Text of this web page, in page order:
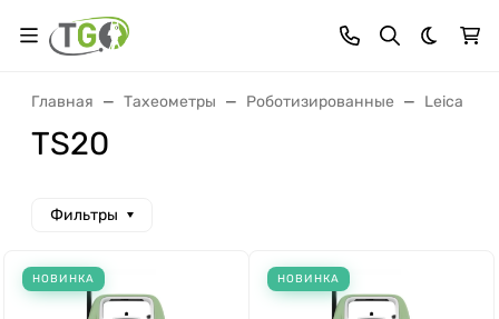
Темная
Главная Тахеометры Роботизированные Leica
TS20
Фильтры
НОВИНКА НОВИНКА